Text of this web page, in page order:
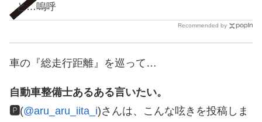
と…嗚呼
Recommended by
車の『総走行距離』を巡って…
自動車整備士あるある言いたい。
🅿️(@aru_aru_iita_i)さんは、こんな呟きを投稿しま